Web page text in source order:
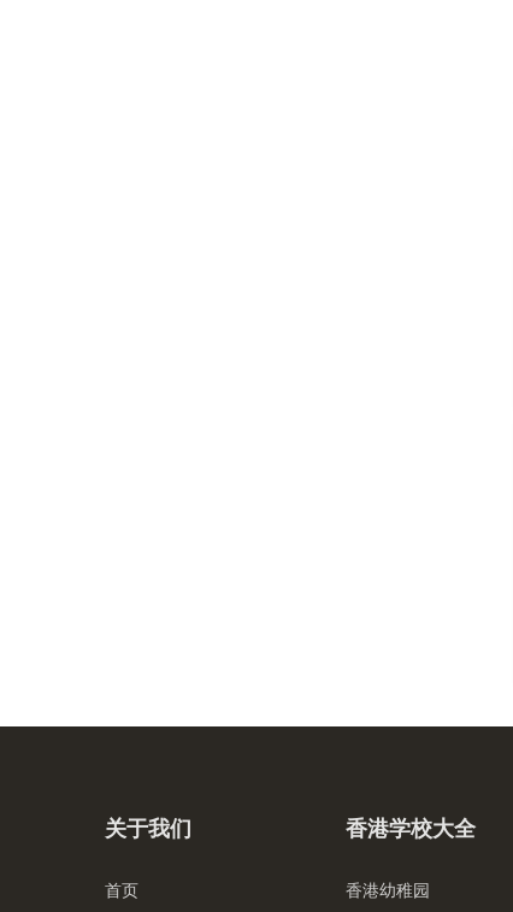
关于我们
首页
香港学校大全
香港幼稚园